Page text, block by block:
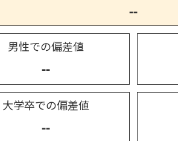
--
男性での偏差値
--
大学卒での偏差値
--